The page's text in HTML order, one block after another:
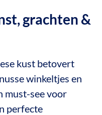
grachten &
kust betovert
winkeltjes en
must-see voor
perfecte